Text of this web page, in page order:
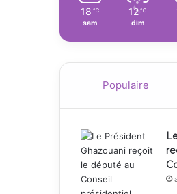
18 ℃
sam
12 ℃
dim
Populaire